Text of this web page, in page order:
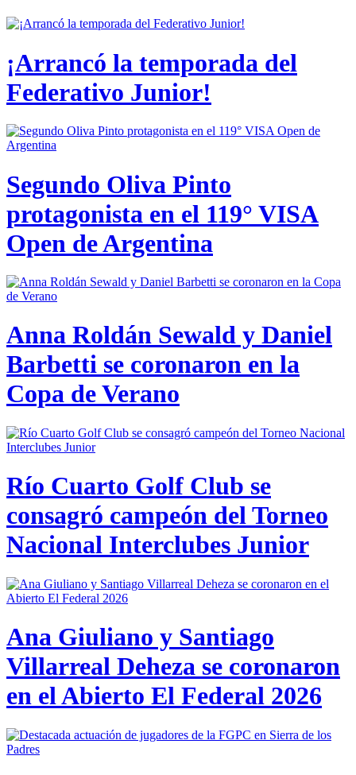
¡Arrancó la temporada del
Federativo Junior!
Segundo Oliva Pinto
protagonista en el 119° VISA
Open de Argentina
Anna Roldán Sewald y Daniel
Barbetti se coronaron en la
Copa de Verano
Río Cuarto Golf Club se
consagró campeón del Torneo
Nacional Interclubes Junior
Ana Giuliano y Santiago
Villarreal Deheza se coronaron
en el Abierto El Federal 2026